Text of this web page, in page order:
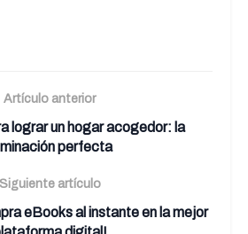
Artículo anterior
lograr un hogar acogedor: la
perfecta
Siguiente artículo
eBooks al instante en la mejor